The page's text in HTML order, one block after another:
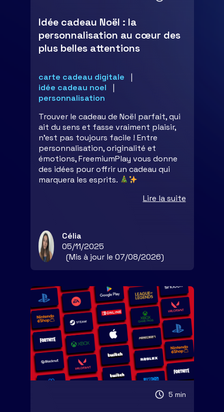
Idée cadeau Noël : la
personnalisation au cœur des
plus belles attentions
carte cadeau digitale
idée cadeau noel
personnalisation
Trouver le cadeau de Noël parfait, qui
ait du sens et fasse vraiment plaisir,
n’est pas toujours facile ! Entre
personnalisation, originalité et
émotions, FreemiumPlay vous donne
des idées pour offrir un cadeau qui
marquera les esprits.
Lire la suite
Célia
05/11/2025
(Mis à jour le 07/08/2026)
5 min